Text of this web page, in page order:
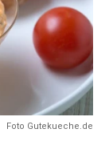
Foto Gutekueche.de